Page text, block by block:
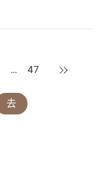
… 47 下一页
去